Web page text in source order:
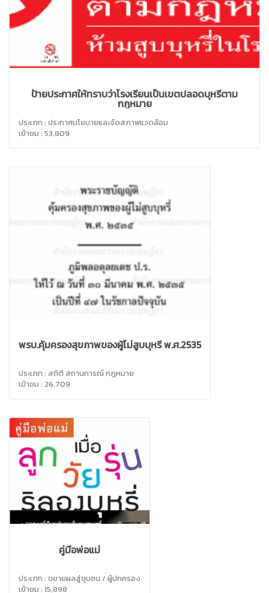
ป้ายประกาศให้ทราบว่าโรงเรียนเป็นเขตปลอดบุหรี่ตาม
กฎหมาย
ประเภท : ประกาศนโยบายและจัดสภาพแวดล้อม
เข้าชม : 53,809
พรบ.คุ้มครองสุขภาพของผู้ไม่สูบบุหรี่ พ.ศ.2535
ประเภท : สถิติ สถานการณ์ กฎหมาย
เข้าชม : 26,709
ประเภท : ขยายผลสู่ชุมชน / ผู้ปกครอง
เข้าชม : 15,898